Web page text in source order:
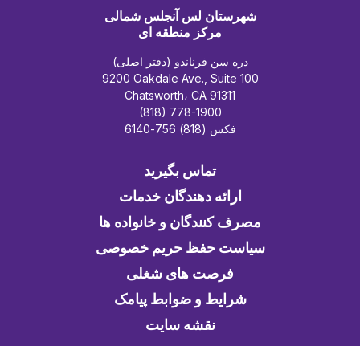
شهرستان لس آنجلس شمالی
مرکز منطقه ای
دره سن فرناندو (دفتر اصلی)
9200 Oakdale Ave., Suite 100
Chatsworth، CA 91311
(818) 778-1900
فکس (818) 756-6140
تماس بگیرید
ارائه دهندگان خدمات
مصرف کنندگان و خانواده ها
سیاست حفظ حریم خصوصی
فرصت های شغلی
شرایط و ضوابط پیامک
نقشه سایت